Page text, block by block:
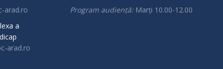
arad.ro
a
arad.ro
Program audiență: Marți 10.00-12.00